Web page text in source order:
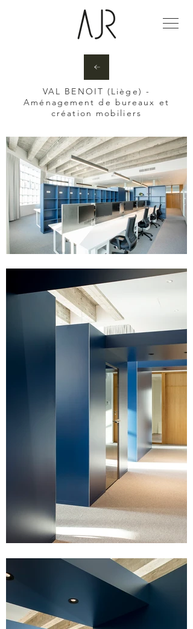
VAL BENOIT (Liège) -
Aménagement de bureaux et
création mobiliers